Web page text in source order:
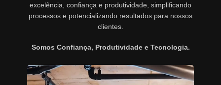
excelência, confiança e produtividade, simplificando
processos e potencializando resultados para nossos
clientes.
Somos Confiança, Produtividade e Tecnologia.